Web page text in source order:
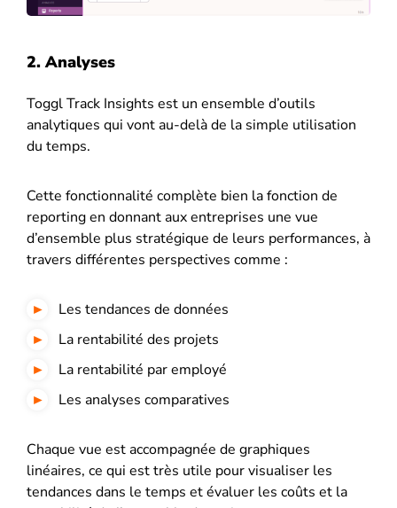
2. Analyses
Toggl Track Insights est un ensemble d’outils
analytiques qui vont au-delà de la simple utilisation
du temps.
Cette fonctionnalité complète bien la fonction de
reporting en donnant aux entreprises une vue
d’ensemble plus stratégique de leurs performances, à
travers différentes perspectives comme :
Les tendances de données
La rentabilité des projets
La rentabilité par employé
Les analyses comparatives
Chaque vue est accompagnée de graphiques
linéaires, ce qui est très utile pour visualiser les
tendances dans le temps et évaluer les coûts et la